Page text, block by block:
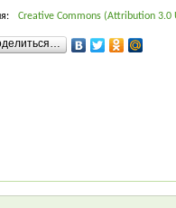
Creative Commons (Attribution 3.0